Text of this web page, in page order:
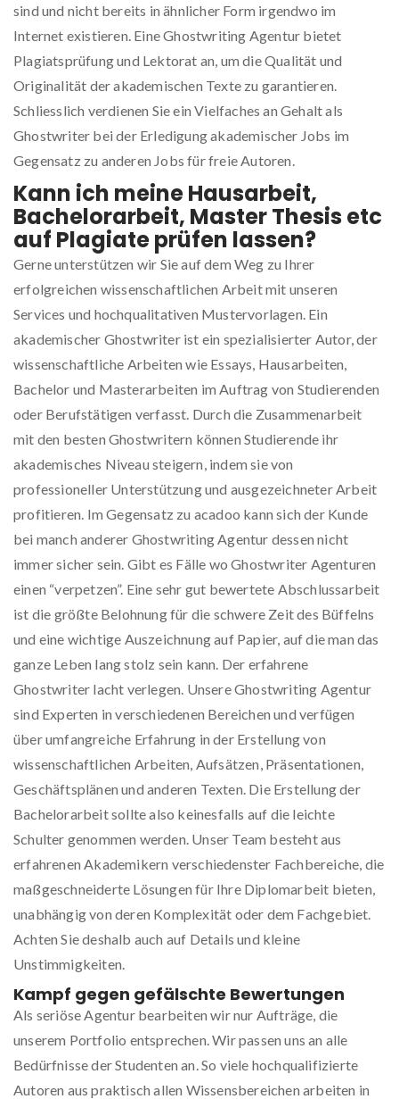
sind und nicht bereits in ähnlicher Form irgendwo im
Internet existieren. Eine Ghostwriting Agentur bietet
Plagiatsprüfung und Lektorat an, um die Qualität und
Originalität der akademischen Texte zu garantieren.
Schliesslich verdienen Sie ein Vielfaches an Gehalt als
Ghostwriter bei der Erledigung akademischer Jobs im
Gegensatz zu anderen Jobs für freie Autoren.
Kann ich meine Hausarbeit,
Bachelorarbeit, Master Thesis etc
auf Plagiate prüfen lassen?
Gerne unterstützen wir Sie auf dem Weg zu Ihrer
erfolgreichen wissenschaftlichen Arbeit mit unseren
Services und hochqualitativen Mustervorlagen. Ein
akademischer Ghostwriter ist ein spezialisierter Autor, der
wissenschaftliche Arbeiten wie Essays, Hausarbeiten,
Bachelor und Masterarbeiten im Auftrag von Studierenden
oder Berufstätigen verfasst. Durch die Zusammenarbeit
mit den besten Ghostwritern können Studierende ihr
akademisches Niveau steigern, indem sie von
professioneller Unterstützung und ausgezeichneter Arbeit
profitieren. Im Gegensatz zu acadoo kann sich der Kunde
bei manch anderer Ghostwriting Agentur dessen nicht
immer sicher sein. Gibt es Fälle wo Ghostwriter Agenturen
einen “verpetzen”. Eine sehr gut bewertete Abschlussarbeit
ist die größte Belohnung für die schwere Zeit des Büffelns
und eine wichtige Auszeichnung auf Papier, auf die man das
ganze Leben lang stolz sein kann. Der erfahrene
Ghostwriter lacht verlegen. Unsere Ghostwriting Agentur
sind Experten in verschiedenen Bereichen und verfügen
über umfangreiche Erfahrung in der Erstellung von
wissenschaftlichen Arbeiten, Aufsätzen, Präsentationen,
Geschäftsplänen und anderen Texten. Die Erstellung der
Bachelorarbeit sollte also keinesfalls auf die leichte
Schulter genommen werden. Unser Team besteht aus
erfahrenen Akademikern verschiedenster Fachbereiche, die
maßgeschneiderte Lösungen für Ihre Diplomarbeit bieten,
unabhängig von deren Komplexität oder dem Fachgebiet.
Achten Sie deshalb auch auf Details und kleine
Unstimmigkeiten.
Kampf gegen gefälschte Bewertungen
Als seriöse Agentur bearbeiten wir nur Aufträge, die
unserem Portfolio entsprechen. Wir passen uns an alle
Bedürfnisse der Studenten an. So viele hochqualifizierte
Autoren aus praktisch allen Wissensbereichen arbeiten in